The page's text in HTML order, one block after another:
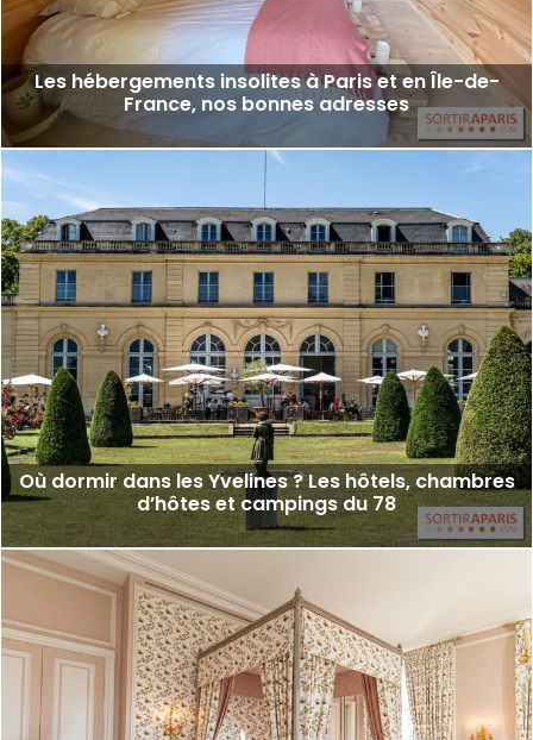
Les hébergements insolites à Paris et en Île-de-
France, nos bonnes adresses
Où dormir dans les Yvelines ? Les hôtels, chambres
d’hôtes et campings du 78